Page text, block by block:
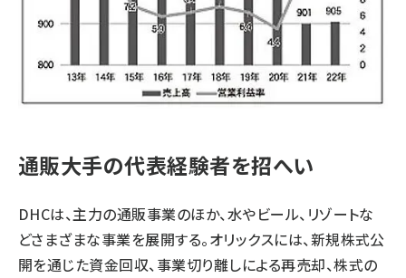
通販大手の代表経験者を招へい
DHCは、主力の通販事業のほか、水やビール、リゾートな
どさまざまな事業を展開する。オリックスには、新規株式公
開を通じた資金回収、事業切り離しによる再売却、株式の